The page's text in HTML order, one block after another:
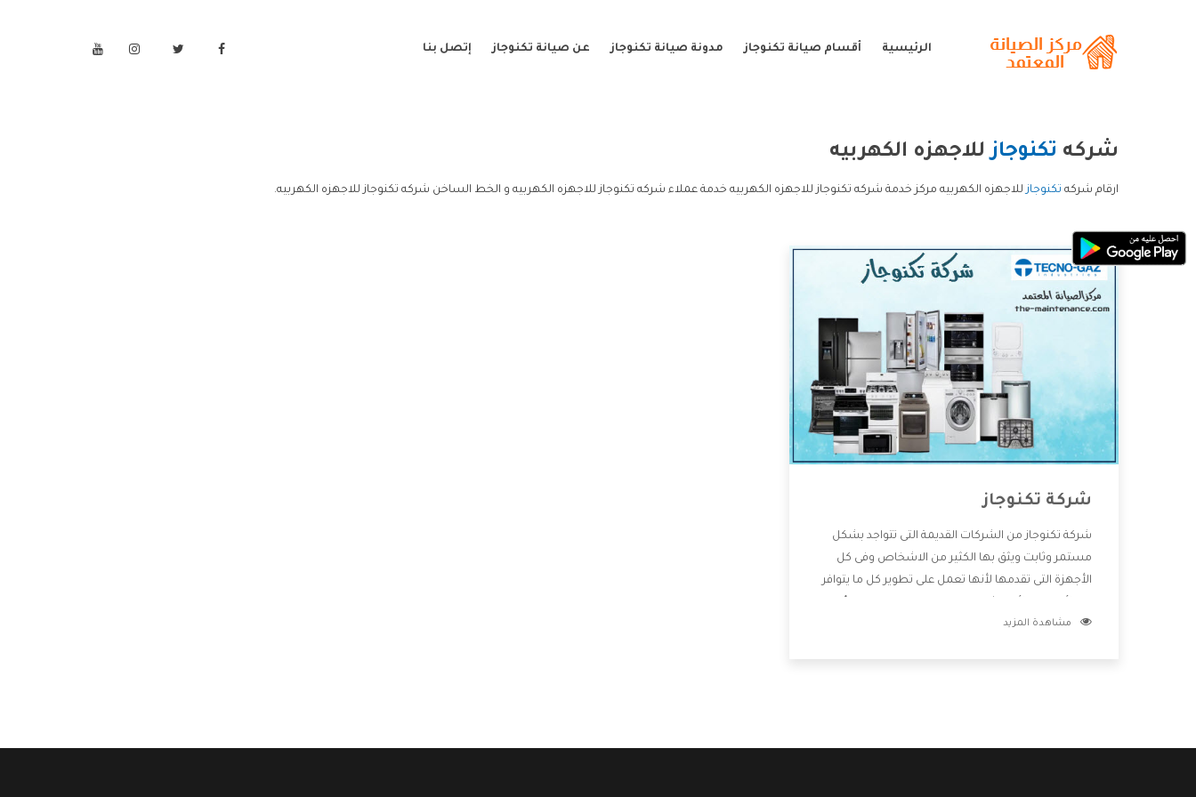
الرئيسية أقسام صيانة تكنوجاز مدونة صيانة تكنوجاز عن صيانة تكنوجاز إتصل بنا
شركه تكنوجازللاجهزه الكهربيه
ارقام شركه تكنوجازللاجهزه الكهربيه مركز خدمة شركه تكنوجاز للاجهزه الكهربيه خدمة عملاء شركه تكنوجاز للاجهزه الكهربيه و الخط الساخن شركه تكنوجاز للاجهزه الكهربيه.
شركة تكنوجاز
شركة تكنوجاز من الشركات القديمة التى تتواجد بشكل
مستمر وثابت ويثق بها الكثير من الاشخاص وفى كل
الأجهزة التى تقدمها لأنها تعمل على تطوير كل ما يتوافر
خدمات ما بعد البيع مع المنتجات وتقدم للعملاء أقوى
مشاهدة المزيد